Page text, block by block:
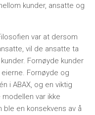
kunder, ansatte og
var at dersom
vil de ansatte ta
Fornøyde kunder
Fornøyde og
i ABAX, og en viktig
var ikke
en konsekvens av å